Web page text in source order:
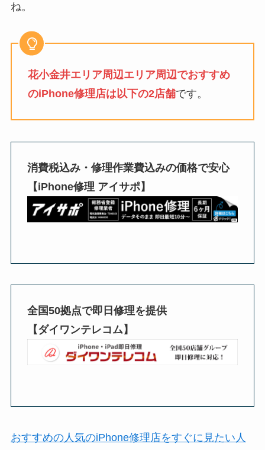
ね。
花小金井エリア周辺エリア周辺でおすすめ
のiPhone修理店は以下の2店舗です。
消費税込み・修理作業費込みの価格で安心
【iPhone修理 アイサポ】
全国50拠点で即日修理を提供
【ダイワンテレコム】
おすすめの人気のiPhone修理店をすぐに見たい人